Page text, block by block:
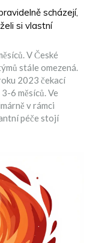
scházejí,
si vlastní
V České
stále omezená.
2023 čekací
6 měsíců. Ve
v rámci
péče stojí